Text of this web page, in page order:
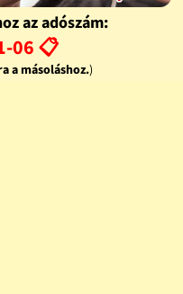
az adószám:
06 📋
a másoláshoz.)